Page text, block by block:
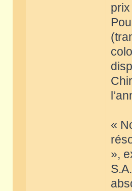
«
»,